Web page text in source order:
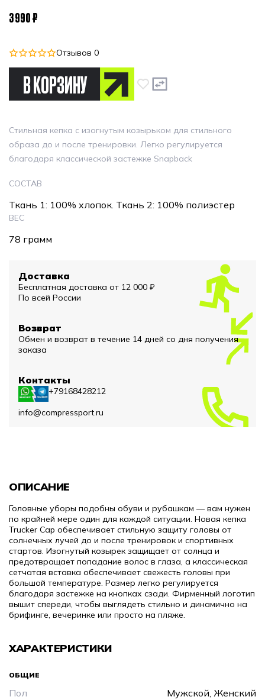
Отзывов 0
3 990 ₽
В КОРЗИНУ
Стильная кепка с изогнутым козырьком для стильного
образа до и после тренировки. Легко регулируется
благодаря классической застежке Snapback
СОСТАВ
Ткань 1: 100% хлопок. Ткань 2: 100% полиэстер
ВЕС
78 грамм
Доставка
Бесплатная доставка от 12 000 ₽
По всей России
Возврат
Обмен и возврат в течение 14 дней со дня получения
заказа
Контакты
+79168428212
info@compressport.ru
ОПИСАНИЕ
Головные уборы подобны обуви и рубашкам — вам нужен
по крайней мере один для каждой ситуации. Новая кепка
Trucker Cap обеспечивает стильную защиту головы от
солнечных лучей до и после тренировок и спортивных
стартов. Изогнутый козырек защищает от солнца и
предотвращает попадание волос в глаза, а классическая
сетчатая вставка обеспечивает свежесть головы при
большой температуре. Размер легко регулируется
благодаря застежке на кнопках сзади. Фирменный логотип
вышит спереди, чтобы выглядеть стильно и динамично на
брифинге, вечеринке или просто на пляже.
ХАРАКТЕРИСТИКИ
ОБЩИЕ
Пол Мужской, Женский